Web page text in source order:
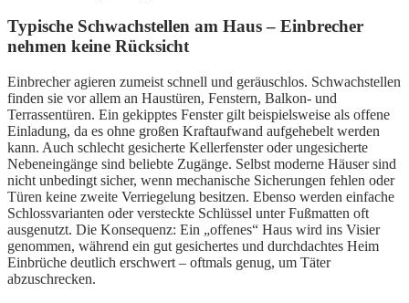
Typische Schwachstellen am Haus – Einbrecher
nehmen keine Rücksicht
Einbrecher agieren zumeist schnell und geräuschlos. Schwachstellen
finden sie vor allem an Haustüren, Fenstern, Balkon- und
Terrassentüren. Ein gekipptes Fenster gilt beispielsweise als offene
Einladung, da es ohne großen Kraftaufwand aufgehebelt werden
kann. Auch schlecht gesicherte Kellerfenster oder ungesicherte
Nebeneingänge sind beliebte Zugänge. Selbst moderne Häuser sind
nicht unbedingt sicher, wenn mechanische Sicherungen fehlen oder
Türen keine zweite Verriegelung besitzen. Ebenso werden einfache
Schlossvarianten oder versteckte Schlüssel unter Fußmatten oft
ausgenutzt. Die Konsequenz: Ein „offenes“ Haus wird ins Visier
genommen, während ein gut gesichertes und durchdachtes Heim
Einbrüche deutlich erschwert – oftmals genug, um Täter
abzuschrecken.